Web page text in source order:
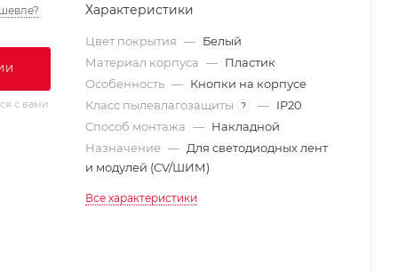
с вами
Характеристики
Цвет покрытия — Белый
Материал корпуса — Пластик
Особенность — Кнопки на корпусе
Класс пылевлагозащиты
? — IP20
Способ монтажа — Накладной
Назначение — Для светодиодных лент
и модулей (CV/ШИМ)
Все характеристики